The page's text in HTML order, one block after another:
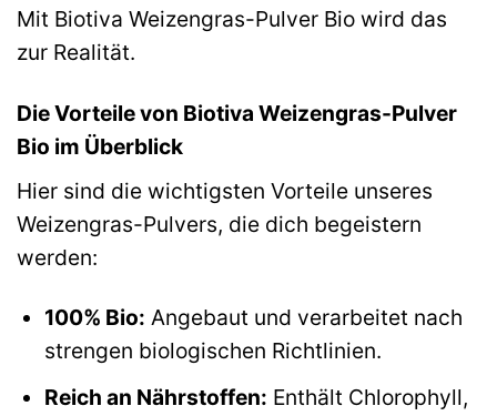
Mit Biotiva Weizengras-Pulver Bio wird das
zur Realität.
Die Vorteile von Biotiva Weizengras-Pulver
Bio im Überblick
Hier sind die wichtigsten Vorteile unseres
Weizengras-Pulvers, die dich begeistern
werden:
100% Bio: Angebaut und verarbeitet nach
strengen biologischen Richtlinien.
Reich an Nährstoffen: Enthält Chlorophyll,